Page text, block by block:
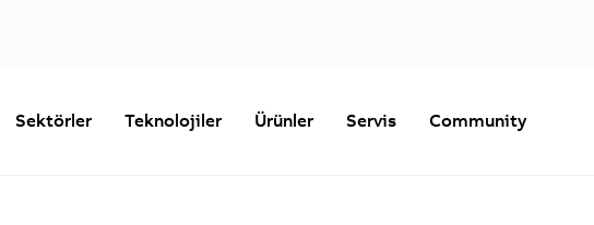
Sektörler Teknolojiler Ürünler Servis Community